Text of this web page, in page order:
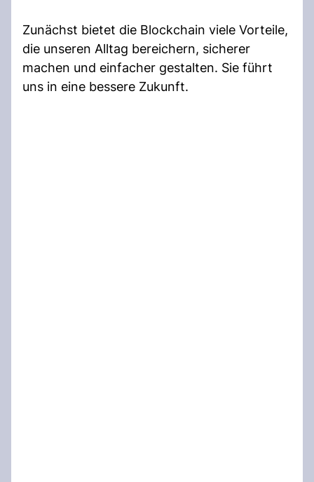
Zunächst bietet die Blockchain viele Vorteile,
die unseren Alltag bereichern, sicherer
machen und einfacher gestalten. Sie führt
uns in eine bessere Zukunft.